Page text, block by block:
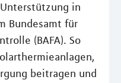
in
Bundesamt für
(BAFA). So
beitragen und